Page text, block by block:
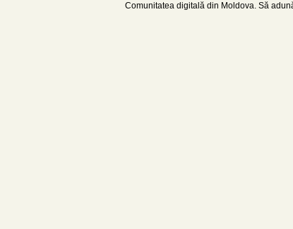
Comunitatea digitală din Moldova. Să